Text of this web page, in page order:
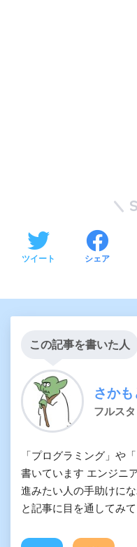
ツイート シェア
この記事を書いた人
さかも
フルス
「プログラミング」や
書いています エンジニ
進みたい人の手助けに
と記事に目を通してみて